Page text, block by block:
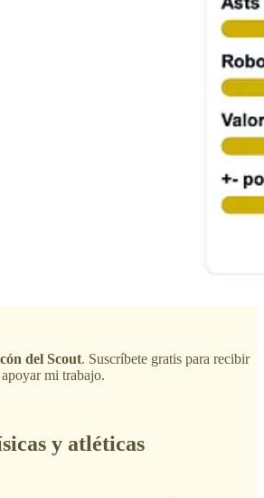
del Scout. Suscríbete gratis para recibir
mi trabajo.
y atléticas